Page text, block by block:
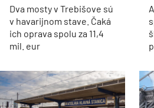
Dva mosty v Trebišove sú
v havarijnom stave. Čaká
ich oprava spolu za 11,4
mil. eur